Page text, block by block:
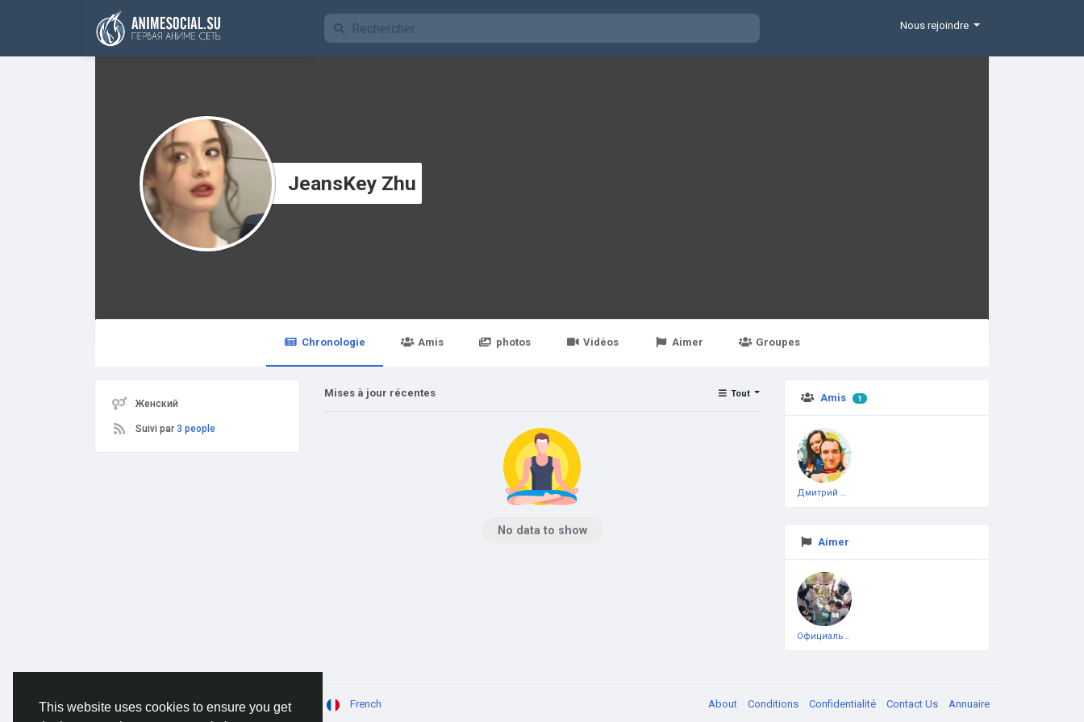
This website uses cookies to ensure you get
Funding
Nous rejoindre
JeansKey Zhu
Chronologie Amis photos Vidéos Aimer Groupes
Женский
Suivi par 3 people
Amis 1
Дмитрий Чеботарёв
Aimer
Официальная тестовая страница
Mises à jour récentes Tout
No data to show
© 2026 AnimeSocial.SU - Первая аниме сеть! French About Conditions Confidentialité Contact Us Annuaire